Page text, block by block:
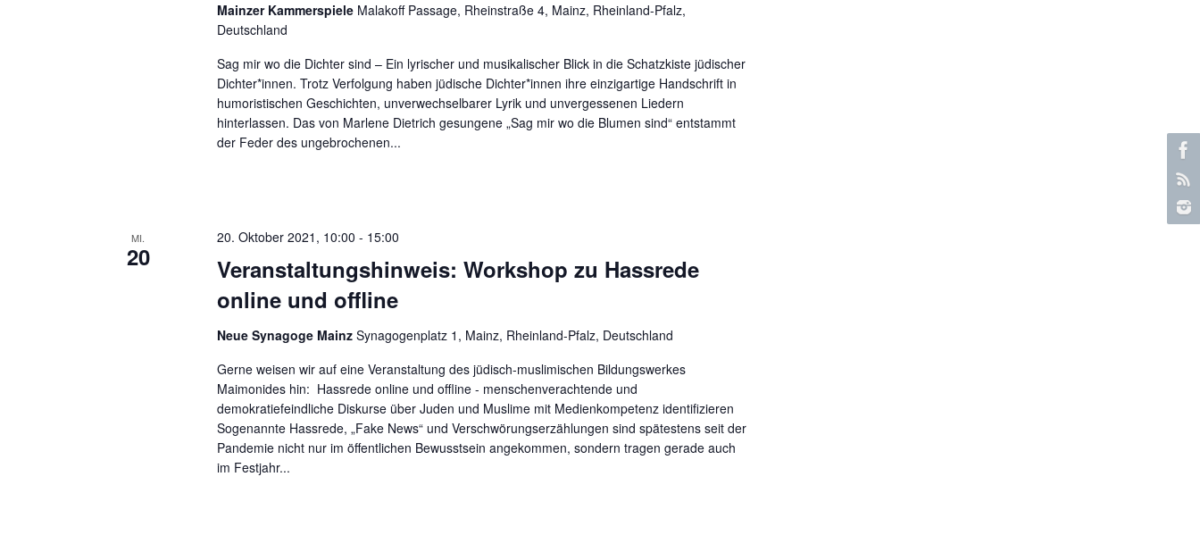
Mainzer Kammerspiele Malakoff Passage, Rheinstraße 4, Mainz, Rheinland-Pfalz,
Deutschland
Sag mir wo die Dichter sind – Ein lyrischer und musikalischer Blick in die Schatzkiste jüdischer
Dichter*innen. Trotz Verfolgung haben jüdische Dichter*innen ihre einzigartige Handschrift in
humoristischen Geschichten, unverwechselbarer Lyrik und unvergessenen Liedern
hinterlassen. Das von Marlene Dietrich gesungene „Sag mir wo die Blumen sind“ entstammt
der Feder des ungebrochenen...
MI.
20
Veranstaltungshinweis: Workshop zu Hassrede
online und offline
20. Oktober 2021, 10:00 - 15:00
Neue Synagoge MainzSynagogenplatz 1, Mainz, Rheinland-Pfalz, Deutschland
Gerne weisen wir auf eine Veranstaltung des jüdisch-muslimischen Bildungswerkes
Maimonides hin: Hassrede online und offline - menschenverachtende und
demokratiefeindliche Diskurse über Juden und Muslime mit Medienkompetenz identifizieren
Sogenannte Hassrede, „Fake News“ und Verschwörungserzählungen sind spätestens seit der
Pandemie nicht nur im öffentlichen Bewusstsein angekommen, sondern tragen gerade auch
im Festjahr...